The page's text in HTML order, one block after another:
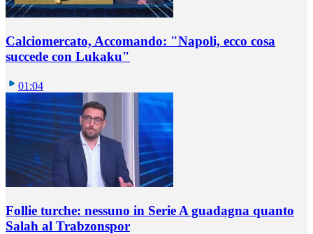
Calciomercato, Accomando: "Napoli, ecco cosa
succede con Lukaku"
01:04
Follie turche: nessuno in Serie A guadagna quanto
Salah al Trabzonspor